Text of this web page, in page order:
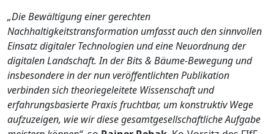
„Die Bewältigung einer gerechten
Nachhaltigkeitstransformation umfasst auch den sinnvollen
Einsatz digitaler Technologien und eine Neuordnung der
digitalen Landschaft. In der Bits & Bäume-Bewegung und
insbesondere in der nun veröffentlichten Publikation
verbinden sich theoriegeleitete Wissenschaft und
erfahrungsbasierte Praxis fruchtbar, um konstruktiv Wege
aufzuzeigen, wie wir diese gesamtgesellschaftliche Aufgabe